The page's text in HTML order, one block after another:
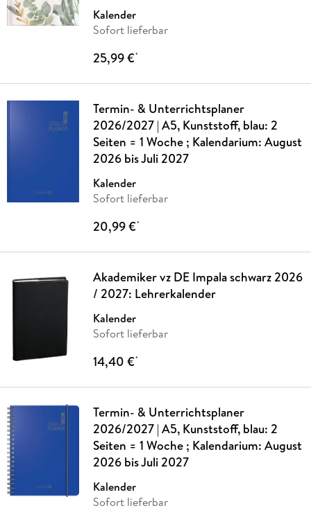
Kalender
Sofort lieferbar
25,99 €*
Termin- & Unterrichtsplaner
2026/2027 | A5, Kunststoff, blau: 2
Seiten = 1 Woche ; Kalendarium: August
2026 bis Juli 2027
Kalender
Sofort lieferbar
20,99 €*
Akademiker vz DE Impala schwarz 2026
/ 2027: Lehrerkalender
Kalender
Sofort lieferbar
14,40 €*
Termin- & Unterrichtsplaner
2026/2027 | A5, Kunststoff, blau: 2
Seiten = 1 Woche ; Kalendarium: August
2026 bis Juli 2027
Kalender
Sofort lieferbar